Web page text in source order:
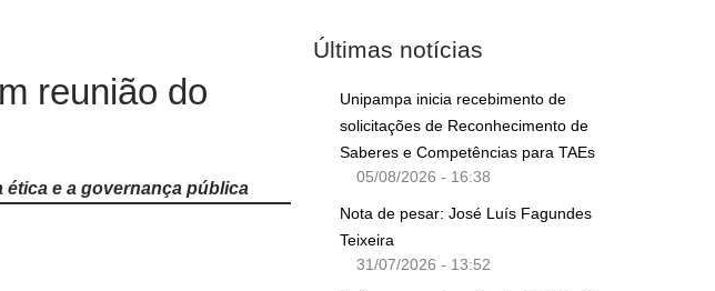
reunião do
e a governança pública
Últimas notícias
Unipampa inicia recebimento de
solicitações de Reconhecimento de
Saberes e Competências para TAEs
05/08/2026 - 16:38
Nota de pesar: José Luís Fagundes
Teixeira
31/07/2026 - 13:52